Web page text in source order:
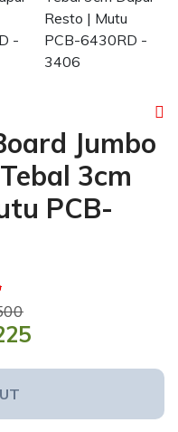
Jumbo
3cm
PCB-